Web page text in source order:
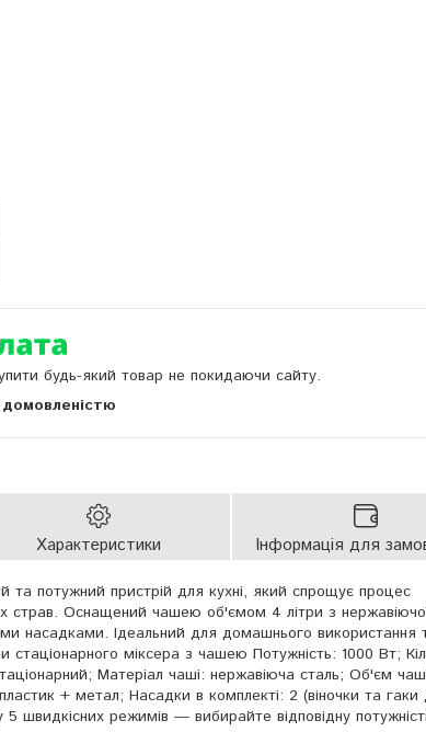
будь-який товар не покидаючи сайту.
Характеристики Інформація для
потужний пристрій для кухні, який спрощує процес
страв. Оснащений чашею об'ємом 4 літри з
насадками. Ідеальний для домашнього використання
міксера з чашею Потужність: 1000 Вт;
Матеріал чаші: нержавіюча сталь; Об'єм
+ метал; Насадки в комплекті: 2 (віночки та гаки
швидкісних режимів — вибирайте відповідну